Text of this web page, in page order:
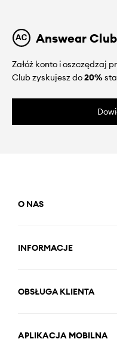
Answear Club
Załóż konto i oszczędzaj
Club zyskujesz do20%
O NAS
INFORMACJE
OBSŁUGA KLIENTA
APLIKACJA MOBILNA